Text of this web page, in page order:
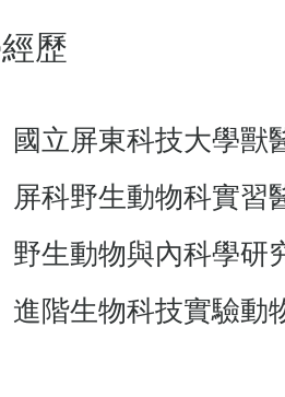
歷
國立屏東科技大學獸
屏科野生動物科實習
野生動物與內科學研
進階生物科技實驗動